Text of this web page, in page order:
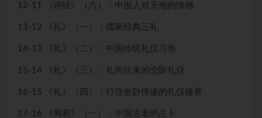
12-11 《诗经》（六）：中国人对天地的情感
13-12 《礼》（一）：儒家经典三礼
14-13 《礼》（二）：中国传统礼仪习俗
15-14 《礼》（三）：礼尚往来的交际礼仪
16-15 《礼》（四）：行住坐卧传递的礼仪修养
17-16 《周易》（一）：中国古老的占卜